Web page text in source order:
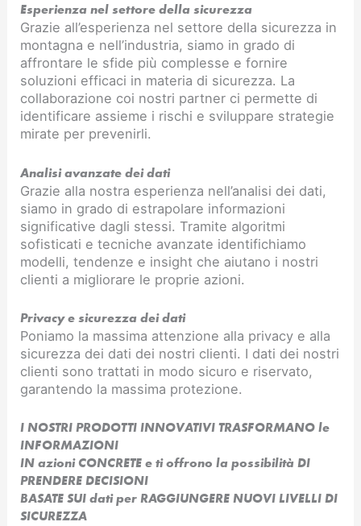
Esperienza nel settore della sicurezza
Grazie all’esperienza nel settore della sicurezza in
montagna e nell’industria, siamo in grado di
affrontare le sfide più complesse e fornire
soluzioni efficaci in materia di sicurezza. La
collaborazione coi nostri partner ci permette di
identificare assieme i rischi e sviluppare strategie
mirate per prevenirli.
Analisi avanzate dei dati
Grazie alla nostra esperienza nell’analisi dei dati,
siamo in grado di estrapolare informazioni
significative dagli stessi. Tramite algoritmi
sofisticati e tecniche avanzate identifichiamo
modelli, tendenze e insight che aiutano i nostri
clienti a migliorare le proprie azioni.
Privacy e sicurezza dei dati
Poniamo la massima attenzione alla privacy e alla
sicurezza dei dati dei nostri clienti. I dati dei nostri
clienti sono trattati in modo sicuro e riservato,
garantendo la massima protezione.
I NOSTRI PRODOTTI INNOVATIVI TRASFORMANO le
INFORMAZIONI
IN azioni CONCRETE e ti offrono la possibilità DI
PRENDERE DECISIONI
BASATE SUI dati per RAGGIUNGERE NUOVI LIVELLI DI
SICUREZZA